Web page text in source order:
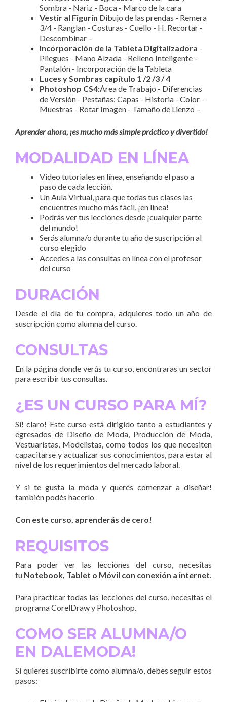
Sombra - Nariz - Boca - Marco de la cara
Vestir al Figurín Dibujo de las prendas - Remera
3/4 - Ranglan - Costuras - Cuello - H. Recortar -
Descombinar –
Incorporación de la Tableta Digitalizadora -
Pliegues - Mano Alzada - Relleno Inteligente -
Pantalón - Incorporación de la Tableta
Luces y Sombras capítulo 1 /2 /3 / 4
Photoshop CS4:Área de Trabajo - Diferencias
de Versión - Pestañas: Capas - Historia - Color -
Muestras - Rotar Imagen - Tamaño de Lienzo –
Aprender ahora, ¡es mucho más simple práctico y divertido!
MODALIDAD EN LÍNEA
Video tutoriales en línea, enseñando el paso a
paso de cada lección.
Un Aula Virtual, para que todas tus clases las
encuentres mucho más fácil, ¡en línea!
Podrás ver tus lecciones desde ¡cualquier parte
del mundo!
Serás alumna/o durante tu año de suscripción al
curso elegido
Accedes a las consultas en línea con el profesor
del curso
DURACIÓN
Desde el día de tu compra, adquieres todo un año de
suscripción como alumna del curso.
CONSULTAS
En la página donde verás tu curso, encontraras un sector
para escribir tus consultas.
¿ES UN CURSO PARA MÍ?
Si! claro! Este curso está dirigido tanto a estudiantes y
egresados de Diseño de Moda, Producción de Moda,
Vestuaristas, Modelistas, como todos los que necesiten
capacitarse y actualizar sus conocimientos, para estar al
nivel de los requerimientos del mercado laboral.
Y si te gusta la moda y querés comenzar a diseñar!
también podés hacerlo
Con este curso, aprenderás de cero!
REQUISITOS
Para poder ver las lecciones del curso, necesitas
tu Notebook, Tablet o Móvil con conexión a internet.
Para practicar todas las lecciones del curso, necesitas el
programa CorelDraw y Photoshop.
COMO SER ALUMNA/O
EN DALEMODA!
Si quieres suscribirte como alumna/o, debes seguir estos
pasos: